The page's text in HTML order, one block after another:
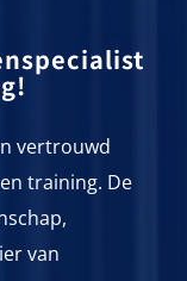
vertrouwd
training. De
van